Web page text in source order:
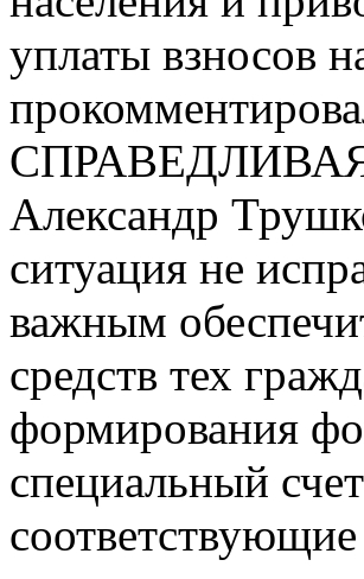
уплаты взносов
СПРАВЕДЛИВАЯ
Александр
ситуация не
важным
средств тех
формирования
специальный